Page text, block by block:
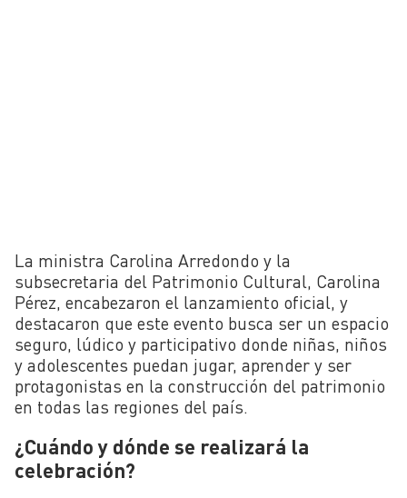
La ministra Carolina Arredondo y la
subsecretaria del Patrimonio Cultural, Carolina
Pérez, encabezaron el lanzamiento oficial, y
destacaron que este evento busca ser un espacio
seguro, lúdico y participativo donde niñas, niños
y adolescentes puedan jugar, aprender y ser
protagonistas en la construcción del patrimonio
en todas las regiones del país.
¿Cuándo y dónde se realizará la
celebración?